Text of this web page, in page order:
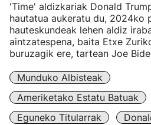
'Time' aldizkariak Donald
hautatua aukeratu du, 2024ko
hauteskundeak lehen aldiz
aintzatespena, baita Etxe
buruzagik ere, tartean Joe
Munduko Albisteak
Ameriketako Estatu Batuak
Eguneko Titularrak